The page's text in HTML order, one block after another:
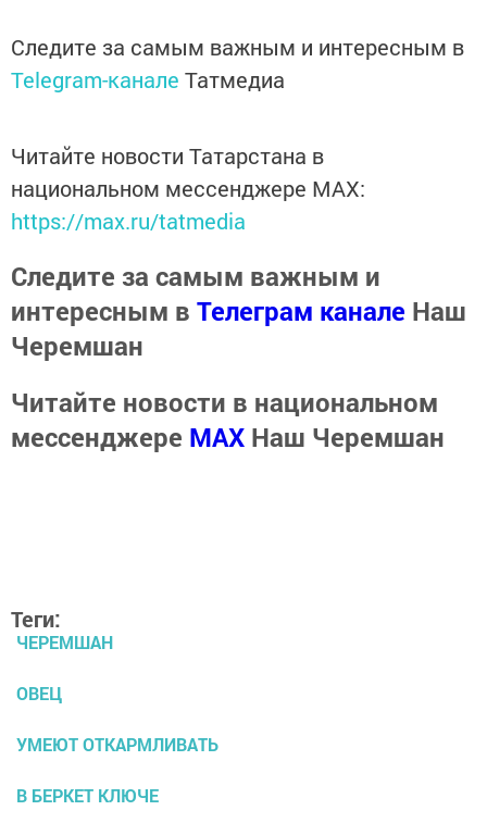
Следите за самым важным и интересным в
Telegram-канале Татмедиа
Читайте новости Татарстана в
национальном мессенджере MАХ:
https://max.ru/tatmedia
Следите за самым важным и
интересным в Телеграм канале Наш
Черемшан
Читайте новости в национальном
мессенджере MАХ Наш Черемшан
Теги:
ЧЕРЕМШАН
ОВЕЦ
УМЕЮТ ОТКАРМЛИВАТЬ
В БЕРКЕТ КЛЮЧЕ